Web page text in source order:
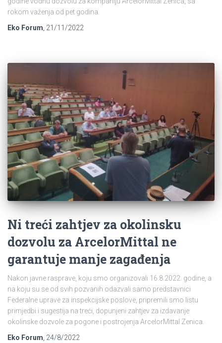
rokom važenja od pet godina.
Eko Forum 21/11/2022
Ni treći zahtjev za okolinsku
dozvolu za ArcelorMittal ne
garantuje manje zagađenja
Nakon javne rasprave, koju smo organizovali 16.8.2022. godine, a
na koju su se od svih pozvanih odazvali samo predstavnici
Federalne uprave za inspekcijske poslove, pripremili smo listu
primjedbi i sugestija na treći, dopunjeni zahtjev za izdavanje
okolinske dozvole za pogone i postrojenja ArcelorMittal Zenica.
Eko Forum 24/8/2022